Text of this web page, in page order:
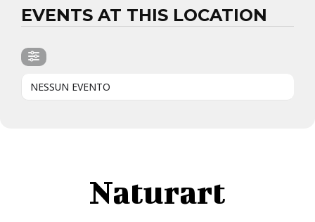
EVENTS AT THIS LOCATION
NESSUN EVENTO
Naturart